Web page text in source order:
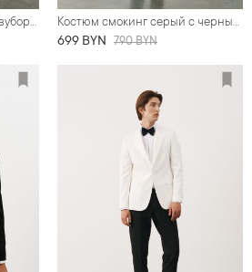
Костюм смокинг черный двубортный оверсайз Костюм смокинг серый с черными итальянскими заостренными лацканами
699 BYN 790 BYN